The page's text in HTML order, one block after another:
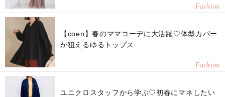
Fashion
【coen】春のママコーデに大活躍♡体型カバー
が狙えるゆるトップス
Fashion
ユニクロスタッフから学ぶ♡初春にマネしたい